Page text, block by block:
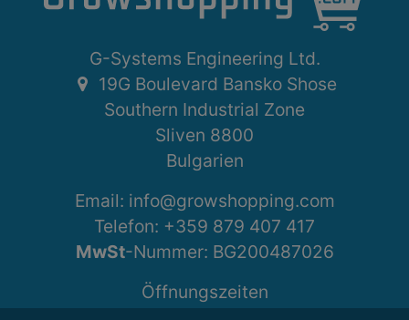
G-Systems Engineering Ltd.
19G Boulevard Bansko Shose
Southern Industrial Zone
Sliven 8800
Bulgarien
Email: info@growshopping.com
Telefon: +359 879 407 417
MwSt-Nummer: BG200487026
Öffnungszeiten